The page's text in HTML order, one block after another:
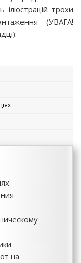
ілюстрацій трохи
(УВАГА!
на